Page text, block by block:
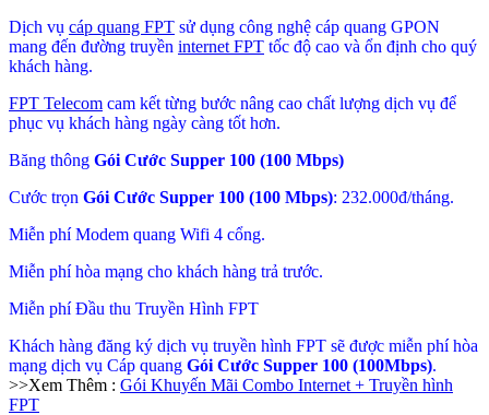
Dịch vụ cáp quang FPT sử dụng công nghệ cáp quang GPON
mang đến đường truyền internet FPT tốc độ cao và ổn định cho quý
khách hàng.
FPT Telecom cam kết từng bước nâng cao chất lượng dịch vụ để
phục vụ khách hàng ngày càng tốt hơn.
Băng thông Gói Cước Supper 100 (100 Mbps)
Cước trọn Gói Cước Supper 100 (100 Mbps): 232.000đ/tháng.
Miễn phí Modem quang Wifi 4 cổng.
Miễn phí hòa mạng cho khách hàng trả trước.
Miễn phí Đầu thu Truyền Hình FPT
Khách hàng đăng ký dịch vụ truyền hình FPT sẽ được miễn phí hòa
mạng dịch vụ Cáp quang Gói Cước Supper 100 (100Mbps).
>>Xem Thêm : Gói Khuyến Mãi Combo Internet + Truyền hình
FPT